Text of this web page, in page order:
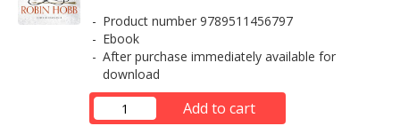
Product number 9789511456797
Ebook
After purchase immediately available for
download
Add to cart